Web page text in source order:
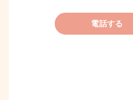
電話する